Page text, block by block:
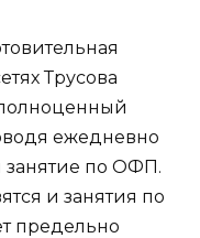
Трусова
ежедневно
занятие по ОФП.
и занятия по
предельно